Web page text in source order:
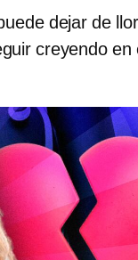
dejar de
creyendo en